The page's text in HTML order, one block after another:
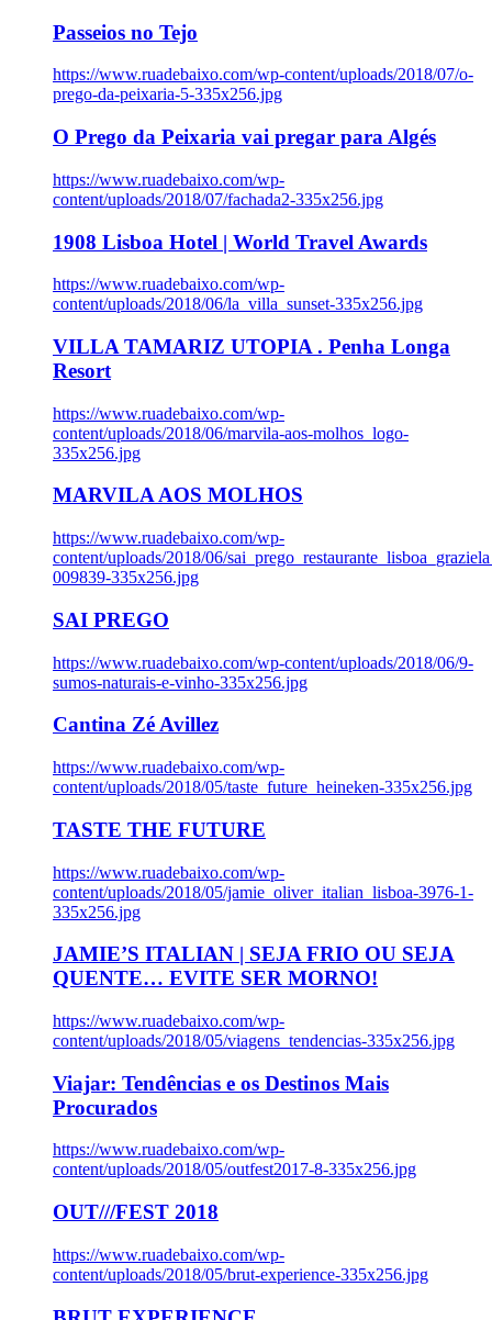
Passeios no Tejo
https://www.ruadebaixo.com/wp-content/uploads/2018/07/o-
prego-da-peixaria-5-335x256.jpg
O Prego da Peixaria vai pregar para Algés
https://www.ruadebaixo.com/wp-
content/uploads/2018/07/fachada2-335x256.jpg
1908 Lisboa Hotel | World Travel Awards
https://www.ruadebaixo.com/wp-
content/uploads/2018/06/la_villa_sunset-335x256.jpg
VILLA TAMARIZ UTOPIA . Penha Longa
Resort
https://www.ruadebaixo.com/wp-
content/uploads/2018/06/marvila-aos-molhos_logo-
335x256.jpg
MARVILA AOS MOLHOS
https://www.ruadebaixo.com/wp-
content/uploads/2018/06/
009839-335x256.jpg
SAI PREGO
https://www.ruadebaixo.com/wp-content/uploads/2018/06/9-
sumos-naturais-e-vinho-335x256.jpg
Cantina Zé Avillez
https://www.ruadebaixo.com/wp-
content/uploads/2018/05/taste_future_heineken-335x256.jpg
TASTE THE FUTURE
https://www.ruadebaixo.com/wp-
content/uploads/2018/05/jamie_oliver_italian_lisboa-3976-1-
335x256.jpg
JAMIE’S ITALIAN | SEJA FRIO OU SEJA
QUENTE… EVITE SER MORNO!
https://www.ruadebaixo.com/wp-
content/uploads/2018/05/viagens_tendencias-335x256.jpg
Viajar: Tendências e os Destinos Mais
Procurados
https://www.ruadebaixo.com/wp-
content/uploads/2018/05/outfest2017-8-335x256.jpg
OUT///FEST 2018
https://www.ruadebaixo.com/wp-
content/uploads/2018/05/brut-experience-335x256.jpg